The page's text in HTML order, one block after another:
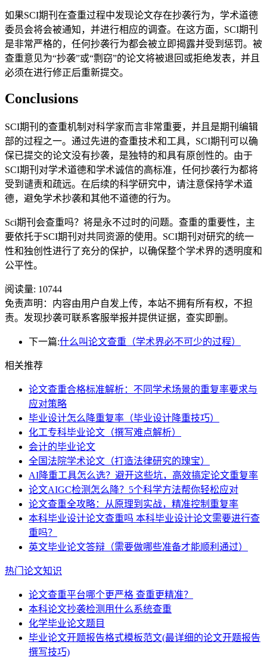
如果SCI期刊在查重过程中发现论文存在抄袭行为，学术道德
委员会将会被通知，并进行相应的调查。在这方面，SCI期刊
是非常严格的，任何抄袭行为都会被立即揭露并受到惩罚。被
查重意见为“抄袭”或“剽窃”的论文将被退回或拒绝发表，并且
必须在进行修正后重新提交。
Conclusions
SCI期刊的查重机制对科学家而言非常重要，并且是期刊编辑
部的过程之一。通过先进的查重技术和工具，SCI期刊可以确
保已提交的论文没有抄袭，是独特的和具有原创性的。由于
SCI期刊对学术道德和学术诚信的高标准，任何抄袭行为都将
受到谴责和疏远。在后续的科学研究中，请注意保持学术道
德，避免学术抄袭和其他不道德的行为。
Sci期刊会查重吗？将是永不过时的问题。查重的重要性，主
要依托于SCI期刊对共同资源的使用。SCI期刊对研究的统一
性和独创性进行了充分的保护，以确保整个学术界的透明度和
公平性。
阅读量: 10744
免责声明：内容由用户自发上传，本站不拥有所有权，不担
责。发现抄袭可联系客服举报并提供证据，查实即删。
下一篇:什么叫论文查重（学术界必不可少的过程）
相关推荐
论文查重合格标准解析：不同学术场景的重复率要求与
应对策略
毕业设计怎么降重复率（毕业设计降重技巧）
化工专科毕业论文（撰写难点解析）
会计的毕业论文
全国法院学术论文（打造法律研究的瑰宝）
AI降重工具怎么选？避开这些坑，高效搞定论文重复率
论文AIGC检测怎么降？5个科学方法帮你轻松应对
论文查重全攻略：从原理到实战，精准控制重复率
本科毕业设计论文查重吗 本科毕业设计论文需要进行查
重吗？
英文毕业论文答辩（需要做哪些准备才能顺利通过）
热门论文知识
论文查重平台哪个更严格 查重更精准？
本科论文抄袭检测用什么系统查重
化学毕业论文题目
毕业论文开题报告格式模板范文(最详细的论文开题报告
撰写技巧)